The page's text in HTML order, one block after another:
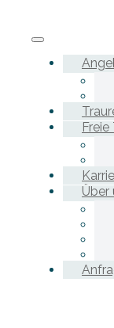
Freie
Über